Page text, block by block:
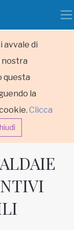
avvale di
nostra
questa
la
Clicca